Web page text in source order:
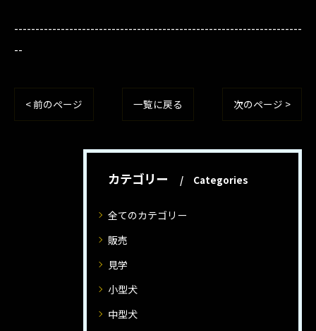
--------------------------------------------------------------------
--
< 前のページ 一覧に戻る 次のページ >
カテゴリー Categories
全てのカテゴリー
販売
見学
小型犬
中型犬